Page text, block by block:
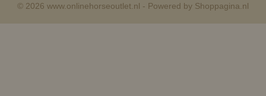
© 2026 www.onlinehorseoutlet.nl - Powered by Shoppagina.nl